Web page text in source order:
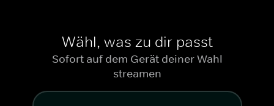
Wähl, was zu dir passt
Sofort auf dem Gerät deiner Wahl
streamen